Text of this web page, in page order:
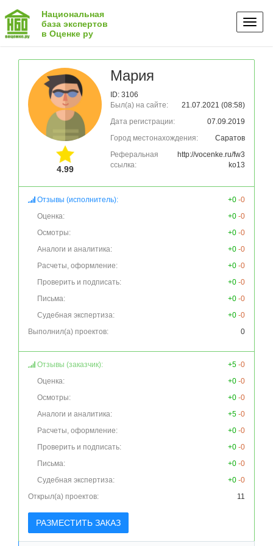
Национальная
база экспертов
в Оценке ру
4.99
Мария
ID: 3106
Был(а) на сайте:
21.07.2021 (08:58)
Дата регистрации:
07.09.2019
Город местонахождения:
Саратов
Реферальная
ссылка:
http://vocenke.ru/fw3
ko13
Отзывы (исполнитель): +0 -0
Оценка:
+0 -0
Осмотры:
+0 -0
Аналоги и аналитика:
+0 -0
Расчеты, оформление:
+0 -0
Проверить и подписать:
+0 -0
Письма:
+0 -0
Судебная экспертиза:
+0 -0
Выполнил(а) проектов:
0
Отзывы (заказчик): +5 -0
Оценка:
+0 -0
Осмотры:
+0 -0
Аналоги и аналитика:
+5 -0
Расчеты, оформление:
+0 -0
Проверить и подписать:
+0 -0
Письма:
+0 -0
Судебная экспертиза:
+0 -0
Открыл(а) проектов:
11
РАЗМЕСТИТЬ ЗАКАЗ